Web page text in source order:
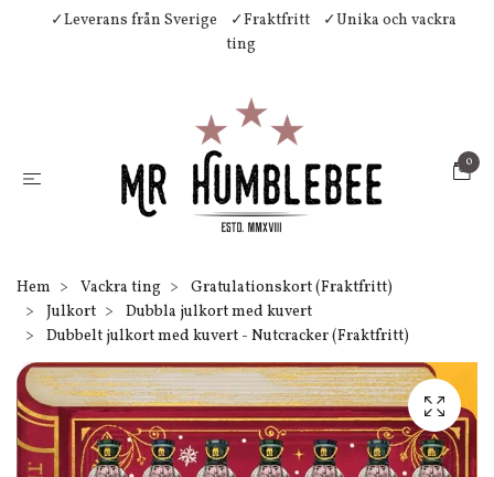
✓Leverans från Sverige ✓Fraktfritt
✓Unika och vackra
ting
0
Hem Vackra ting
Gratulationskort (Fraktfritt)
Julkort
Dubbla julkort med kuvert
Dubbelt julkort med kuvert - Nutcracker (Fraktfritt)